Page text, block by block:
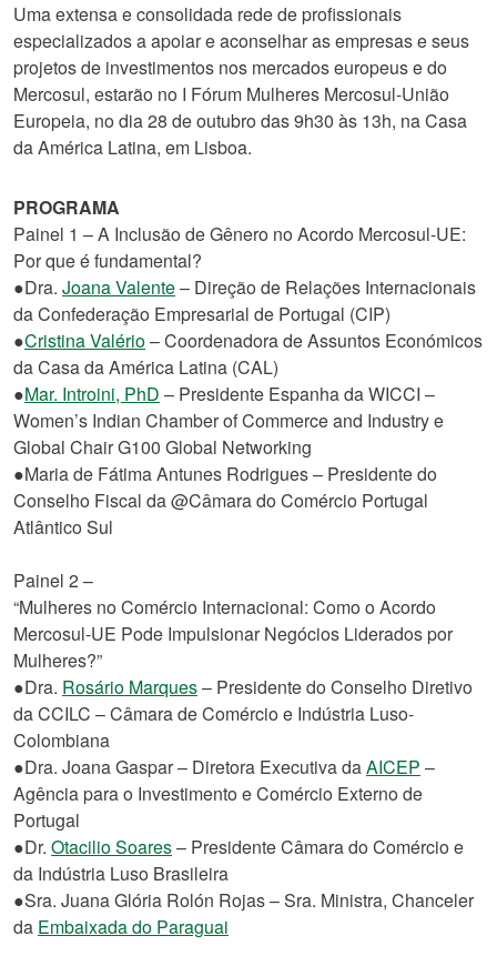
Uma extensa e consolidada rede de profissionais
especializados a apoiar e aconselhar as empresas e seus
projetos de investimentos nos mercados europeus e do
Mercosul, estarão no I Fórum Mulheres Mercosul-União
Europeia, no dia 28 de outubro das 9h30 às 13h, na Casa
da América Latina, em Lisboa.
PROGRAMA
Painel 1 – A Inclusão de Gênero no Acordo Mercosul-UE:
Por que é fundamental?
●Dra. Joana Valente– Direção de Relações Internacionais
da Confederação Empresarial de Portugal (CIP)
●Cristina Valério– Coordenadora de Assuntos Económicos
da Casa da América Latina (CAL)
●Mar. Introini, PhD – Presidente Espanha da WICCI –
Women’s Indian Chamber of Commerce and Industry e
Global Chair G100 Global Networking
●Maria de Fátima Antunes Rodrigues – Presidente do
Conselho Fiscal da @Câmara do Comércio Portugal
Atlântico Sul
Painel 2 –
“Mulheres no Comércio Internacional: Como o Acordo
Mercosul-UE Pode Impulsionar Negócios Liderados por
Mulheres?”
●Dra. Rosário Marques– Presidente do Conselho Diretivo
da CCILC – Câmara de Comércio e Indústria Luso-
Colombiana
●Dra. Joana Gaspar – Diretora Executiva daAICEP –
Agência para o Investimento e Comércio Externo de
Portugal
●Dr. Otacilio Soares– Presidente Câmara do Comércio e
da Indústria Luso Brasileira
●Sra. Juana Glória Rolón Rojas – Sra. Ministra, Chanceler
da Embaixada do Paraguai